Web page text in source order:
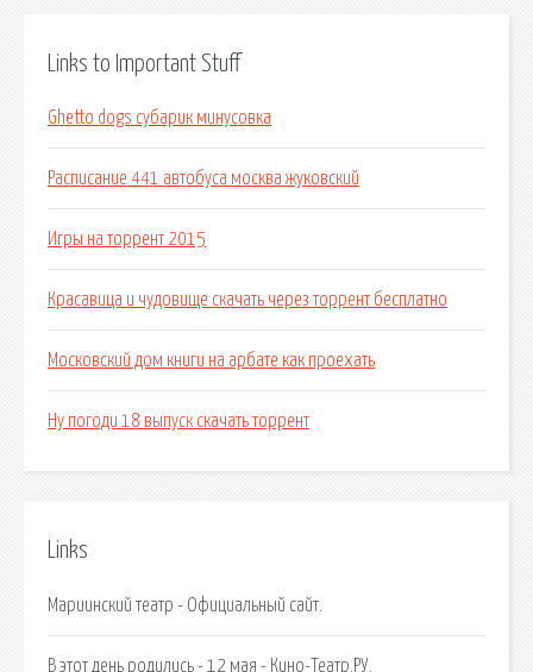
Links to Important Stuff
Ghetto dogs субарик минусовка
Расписание 441 автобуса москва жуковский
Игры на торрент 2015
Красавица и чудовище скачать через торрент бесплатно
Московский дом книги на арбате как проехать
Ну погоди 18 выпуск скачать торрент
Links
Мариинский театр - Официальный сайт.
В этот день родились - 12 мая - Кино-Театр.РУ.